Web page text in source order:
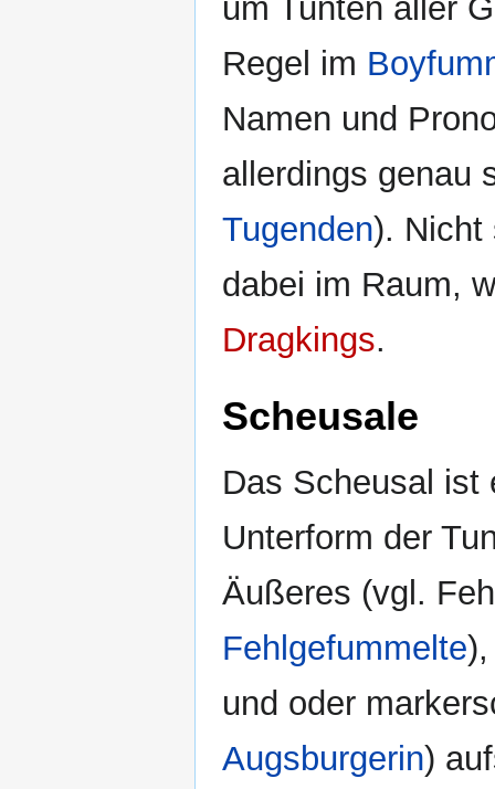
um Tunten aller
Regel im
Namen und
allerdings genau
Tugenden). Nicht
dabei im Raum,
Dragkings.
Scheusale
Das Scheusal ist
Unterform der
Äußeres (vgl.
Fehlgefummelte
und oder
Augsburgerin)